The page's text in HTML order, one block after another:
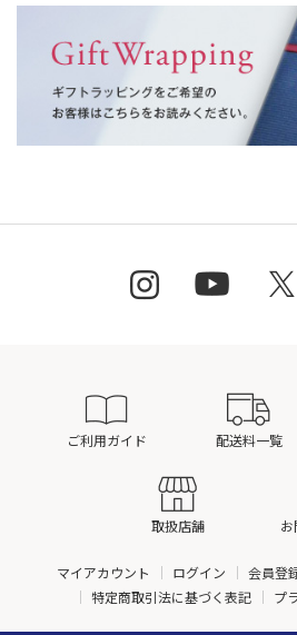
ご利用ガイド 配送料一覧
取扱店舗
マイアカウント ログイン 会員登
特定商取引法に基づく表記
プ